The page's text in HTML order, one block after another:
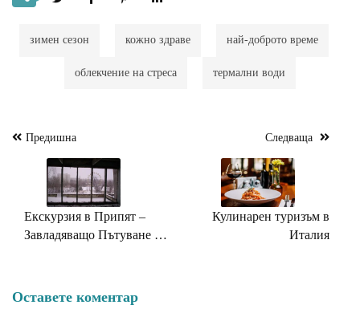
зимен сезон кожно здраве най-доброто време
облекчение на стреса термални води
Навигация
Предишна
Екскурзия в Припят –
Завладяващо Пътуване до
Следваща
Кулинарен туризъм в
Италия
Оставете коментар